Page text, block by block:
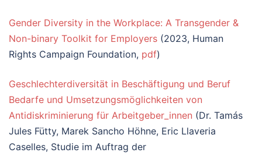
Gender Diversity in the Workplace: A Transgender &
Non-binary Toolkit for Employers (2023, Human
Rights Campaign Foundation, pdf)
Geschlechterdiversität in Beschäftigung und Beruf
Bedarfe und Umsetzungsmöglichkeiten von
Antidiskriminierung für Arbeitgeber_innen (Dr. Tamás
Jules Fütty, Marek Sancho Höhne, Eric Llaveria
Caselles, Studie im Auftrag der